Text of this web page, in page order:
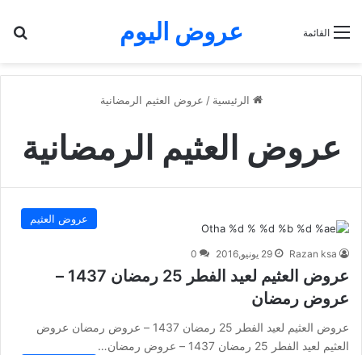
عروض اليوم القائمة
الرئيسية / عروض العثيم الرمضانية
عروض العثيم الرمضانية
عروض العثيم
Razan ksa 29 يونيو,2016 0
عروض العثيم لعيد الفطر 25 رمضان 1437 –
عروض رمضان
عروض العثيم لعيد الفطر 25 رمضان 1437 – عروض رمضان عروض
العثيم لعيد الفطر 25 رمضان 1437 – عروض رمضان…